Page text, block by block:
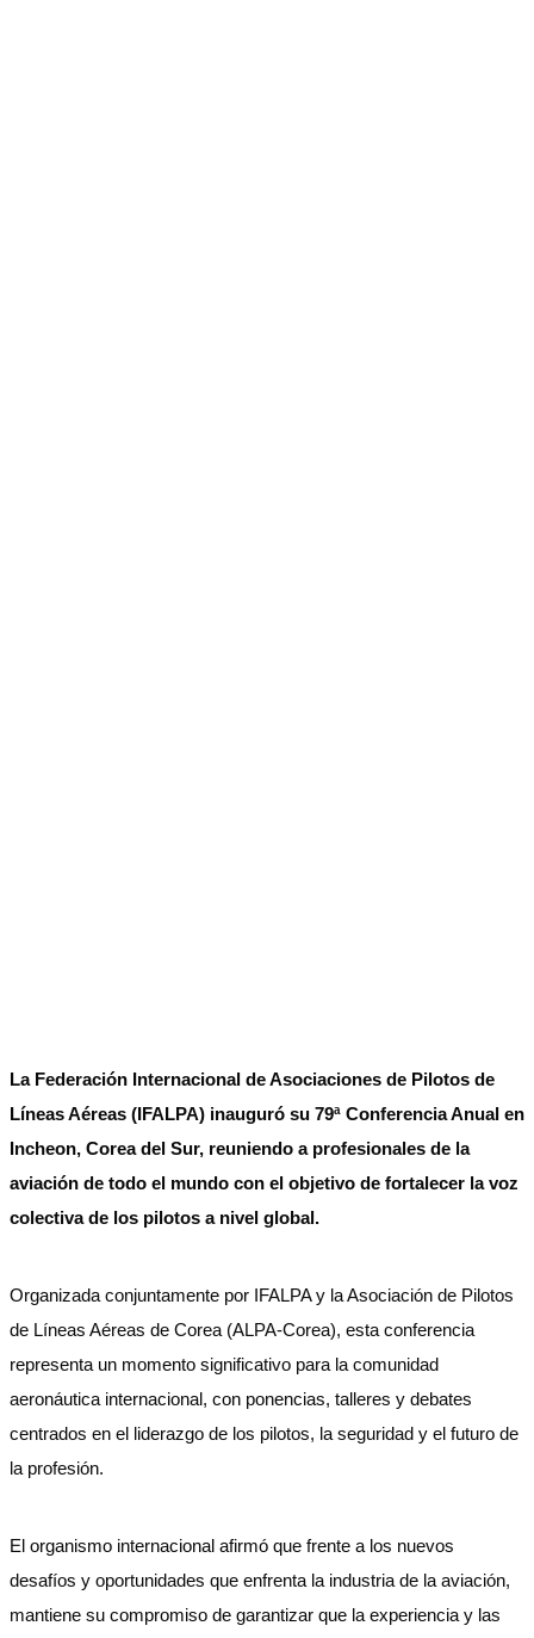
La Federación Internacional de Asociaciones de Pilotos de
Líneas Aéreas (IFALPA) inauguró su 79ª Conferencia Anual en
Incheon, Corea del Sur, reuniendo a profesionales de la
aviación de todo el mundo con el objetivo de fortalecer la voz
colectiva de los pilotos a nivel global.
Organizada conjuntamente por IFALPA y la Asociación de Pilotos
de Líneas Aéreas de Corea (ALPA-Corea), esta conferencia
representa un momento significativo para la comunidad
aeronáutica internacional, con ponencias, talleres y debates
centrados en el liderazgo de los pilotos, la seguridad y el futuro de
la profesión.
El organismo internacional afirmó que frente a los nuevos
desafíos y oportunidades que enfrenta la industria de la aviación,
mantiene su compromiso de garantizar que la experiencia y las